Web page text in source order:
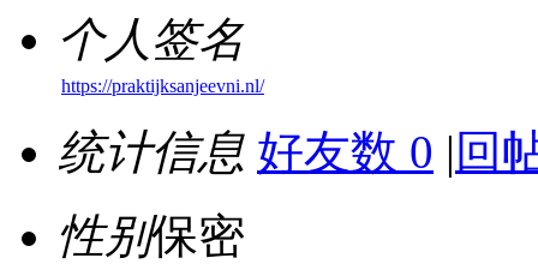
个人签名
https://praktijksanjeevni.nl/
统计信息 好友数 0 | 回
性别保密